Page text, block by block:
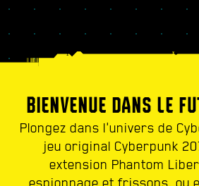
BIENVENUE DANS LE
Plongez dans l'univers de
jeu original Cyberpunk
extension Phantom
espionnage et frissons, ou